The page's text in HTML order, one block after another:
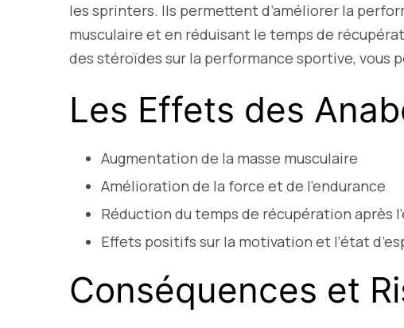
les sprinters. Ils permettent d’améliorer la
musculaire et en réduisant le temps de
des stéroïdes sur la performance sportive, vous
Les Effets des
Augmentation de la masse musculaire
Amélioration de la force et de l’endurance
Réduction du temps de récupération après
Effets positifs sur la motivation et l’état
Conséquences et